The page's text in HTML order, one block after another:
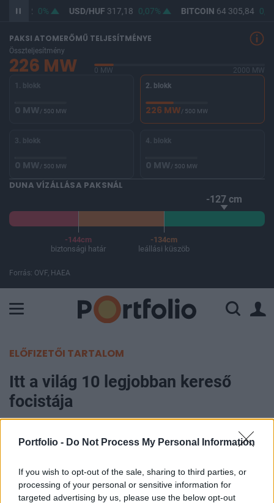
Portfolio - Do Not Process My Personal Information
If you wish to opt-out of the sale, sharing to third parties, or
processing of your personal or sensitive information for
targeted advertising by us, please use the below opt-out
365,42 0% USD/HUF317,18 0,07% BITCOIN64 305,84
PAKSI ATOMERŐMŰ TELJESÍTMÉNYE
Összteljesítmény
226 MW 0 MW
2000 MW
1. blokk
0 MW/ 500 MW
2. blokk
226 MW/ 500 MW
3. blokk
0 MW/ 500 MW
4. blokk
0 MW/ 500 MW
DUNA VÍZÁLLÁSA PAKSNÁL
-127 cm
-144cm
biztonsági határ
-134cm
leállási küszöb
Forrás: OVF, HAEA
ELŐFIZETŐI TARTALOM
Itt a világ 10 legjobban kereső
focistája
2017. május 28. 17:30
Elképesztő összegeket kerestek a világ legjobban
fizetett focistái, a fizetésükből, bónuszaikból és